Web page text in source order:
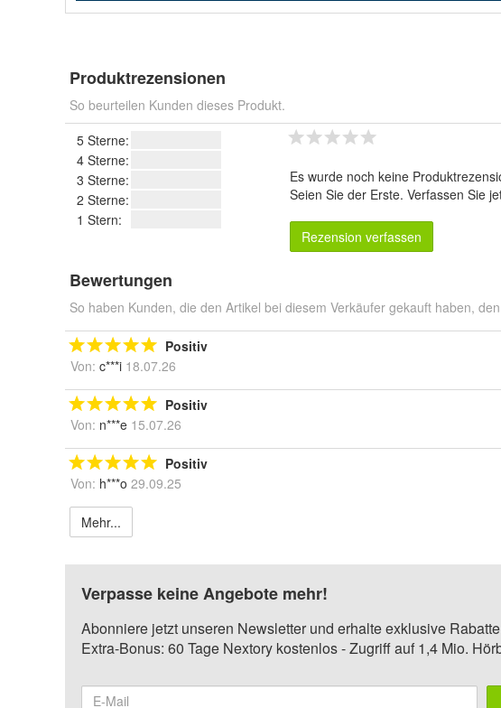
Produktrezensionen
So beurteilen Kunden dieses Produkt.
5 Sterne:
4 Sterne:
3 Sterne:
2 Sterne:
1 Stern:
Es wurde noch keine
Seien Sie der Erste. Verfassen Sie
Rezension verfassen
Bewertungen
So haben Kunden, die den Artikel bei diesem Verkäufer gekauft haben,
Positiv
Von: c***i 18.07.26
Positiv
Von: n***e 15.07.26
Positiv
Von: h***o 29.09.25
Mehr...
Verpasse keine Angebote mehr!
Abonniere jetzt unseren Newsletter und erhalte exklusive
Extra-Bonus: 60 Tage Nextory kostenlos - Zugriff auf 1,4 Mio.